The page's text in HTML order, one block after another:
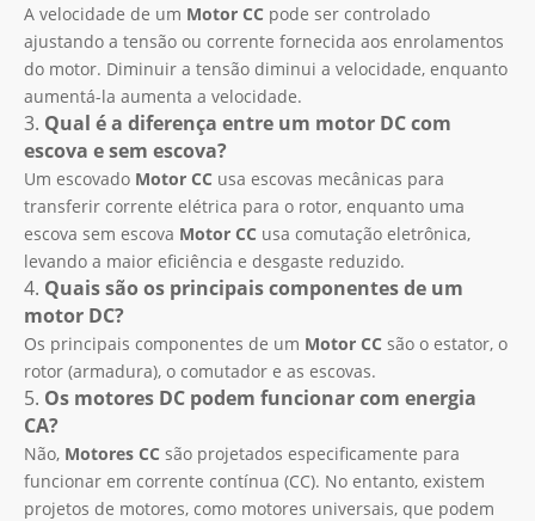
A velocidade de um Motor CC pode ser controlado
ajustando a tensão ou corrente fornecida aos enrolamentos
do motor. Diminuir a tensão diminui a velocidade, enquanto
aumentá-la aumenta a velocidade.
3. Qual é a diferença entre um motor DC com
escova e sem escova?
Um escovado Motor CC usa escovas mecânicas para
transferir corrente elétrica para o rotor, enquanto uma
escova sem escova Motor CC usa comutação eletrônica,
levando a maior eficiência e desgaste reduzido.
4. Quais são os principais componentes de um
motor DC?
Os principais componentes de um Motor CC são o estator, o
rotor (armadura), o comutador e as escovas.
5. Os motores DC podem funcionar com energia
CA?
Não, Motores CC são projetados especificamente para
funcionar em corrente contínua (CC). No entanto, existem
projetos de motores, como motores universais, que podem